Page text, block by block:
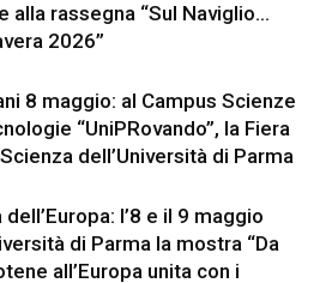
alla rassegna “Sul Naviglio…
2026”
8 maggio: al Campus Scienze
“UniPRovando”, la Fiera
dell’Università di Parma
dell’Europa: l’8 e il 9 maggio
di Parma la mostra “Da
all’Europa unita con i